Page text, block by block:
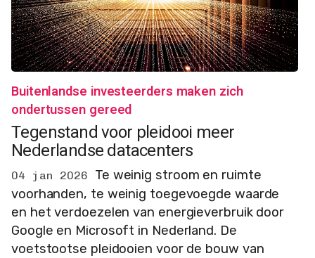
Buitenlandse investeerders maken zich
ondertussen gereed
Tegenstand voor pleidooi meer
Nederlandse datacenters
04 jan 2026 Te weinig stroom en ruimte
voorhanden, te weinig toegevoegde waarde
en het verdoezelen van energieverbruik door
Google en Microsoft in Nederland. De
voetstootse pleidooien voor de bouw van